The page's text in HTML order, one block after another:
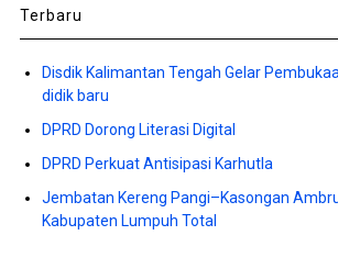
Terbaru
Disdik Kalimantan Tengah Gelar
didik baru
DPRD Dorong Literasi Digital
DPRD Perkuat Antisipasi Karhutla
Jembatan Kereng Pangi–Kasongan
Kabupaten Lumpuh Total